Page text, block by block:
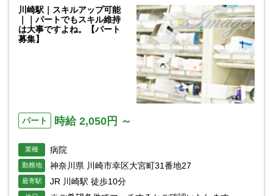
川崎駅｜スキルアップ可能
｜｜パートでもスキル維持
は大事ですよね。【パート
募集】
パート 時給 2,050円 ～
業種 病院
勤務地 神奈川県 川崎市幸区大宮町31番地27
最寄駅 JR 川崎駅 徒歩10分